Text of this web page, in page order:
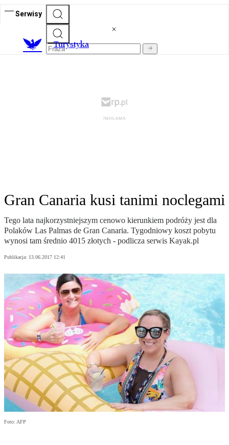
Serwisy
Turystyka
Gran Canaria kusi tanimi noclegami
Tego lata najkorzystniejszym cenowo kierunkiem podróży jest dla
Polaków Las Palmas de Gran Canaria. Tygodniowy koszt pobytu
wynosi tam średnio 4015 złotych - podlicza serwis Kayak.pl
Publikacja: 13.06.2017 12:41
Foto: AFP